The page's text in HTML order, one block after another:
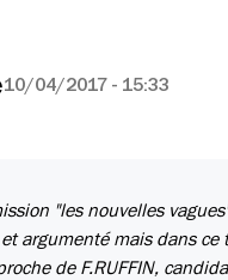
10/04/2017 - 15:33
"les nouvelles
argumenté mais dans
de F.RUFFIN,